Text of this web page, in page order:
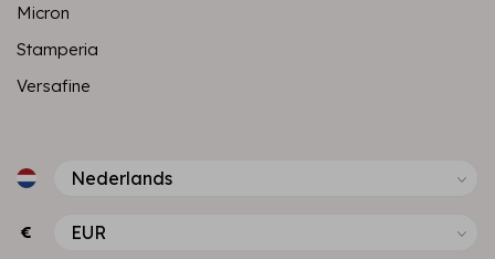
Micron
Stamperia
Versafine
€